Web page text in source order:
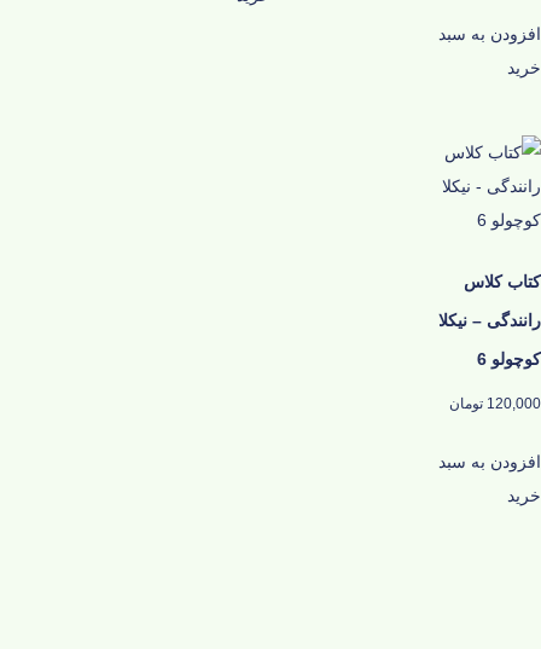
افزودن به سبد
خرید
کتاب کلاس
رانندگی – نیکلا
کوچولو 6
120,000 تومان
افزودن به سبد
خرید